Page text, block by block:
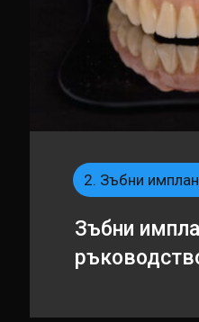
2. Зъбни
Зъбни